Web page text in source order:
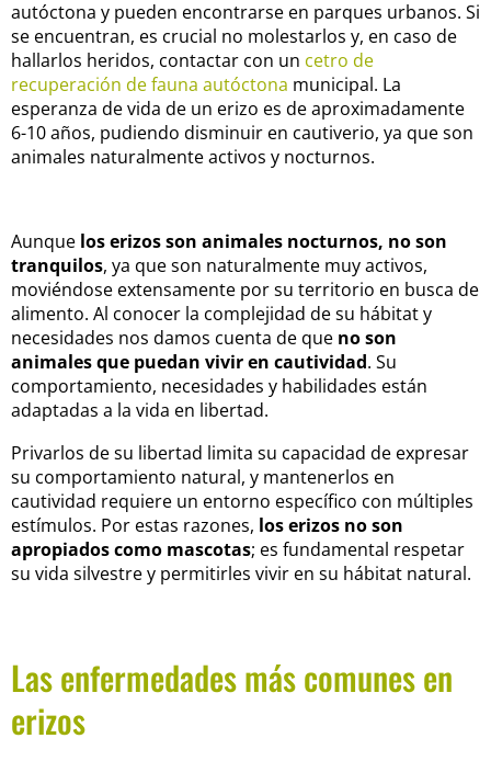
autóctona y pueden encontrarse en parques urbanos. Si
se encuentran, es crucial no molestarlos y, en caso de
hallarlos heridos, contactar con un cetro de
recuperación de fauna autóctona municipal. La
esperanza de vida de un erizo es de aproximadamente
6-10 años, pudiendo disminuir en cautiverio, ya que son
animales naturalmente activos y nocturnos.
Aunque los erizos son animales nocturnos, no son
tranquilos, ya que son naturalmente muy activos,
moviéndose extensamente por su territorio en busca de
alimento. Al conocer la complejidad de su hábitat y
necesidades nos damos cuenta de que no son
animales que puedan vivir en cautividad. Su
comportamiento, necesidades y habilidades están
adaptadas a la vida en libertad.
Privarlos de su libertad limita su capacidad de expresar
su comportamiento natural, y mantenerlos en
cautividad requiere un entorno específico con múltiples
estímulos. Por estas razones, los erizos no son
apropiados como mascotas; es fundamental respetar
su vida silvestre y permitirles vivir en su hábitat natural.
Las enfermedades más comunes en
erizos